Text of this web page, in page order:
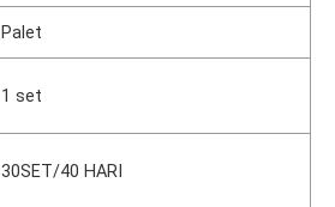
Palet
1 set
30SET/40 HARI